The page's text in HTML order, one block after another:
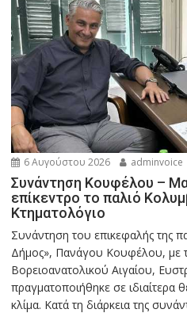
6 Αυγούστου 2026 adminvoice
Συνάντηση Κουφέλου –
επίκεντρο το παλιό
Κτηματολόγιο
Συνάντηση του επικεφαλής της
Δήμος», Πανάγου Κουφέλου, με
Βορειοανατολικού Αιγαίου,
πραγματοποιήθηκε σε ιδιαίτερα
κλίμα. Κατά τη διάρκεια της